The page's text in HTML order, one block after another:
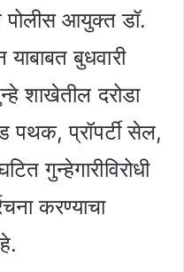
पोलीस आयुक्त डॉ.
बुधवारी
शाखेतील दरोडा
पथक, प्रॉपर्टी सेल,
गुन्हेगारीविरोधी
करण्याचा